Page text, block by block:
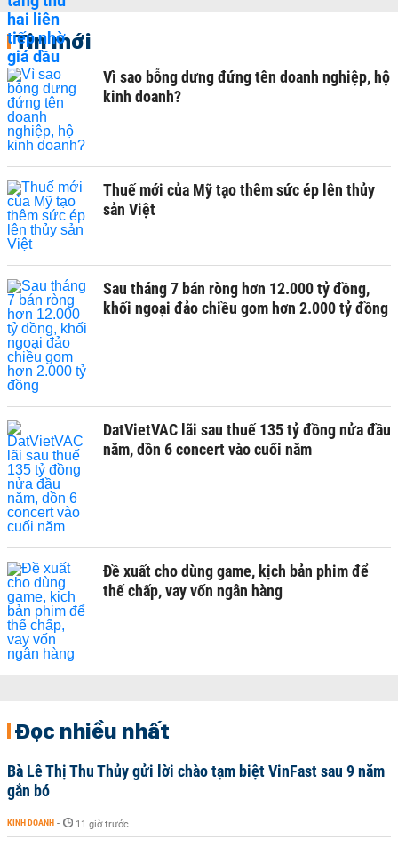
Tin mới
Vì sao bỗng dưng đứng tên doanh nghiệp, hộ
kinh doanh?
Thuế mới của Mỹ tạo thêm sức ép lên thủy
sản Việt
Sau tháng 7 bán ròng hơn 12.000 tỷ đồng,
khối ngoại đảo chiều gom hơn 2.000 tỷ đồng
DatVietVAC lãi sau thuế 135 tỷ đồng nửa đầu
năm, dồn 6 concert vào cuối năm
Đề xuất cho dùng game, kịch bản phim để
thế chấp, vay vốn ngân hàng
Đọc nhiều nhất
Bà Lê Thị Thu Thủy gửi lời chào tạm biệt VinFast sau 9 năm
gắn bó
KINH DOANH - 11 giờ trước